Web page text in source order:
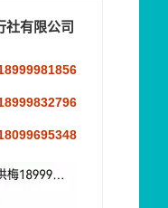
社有限公司